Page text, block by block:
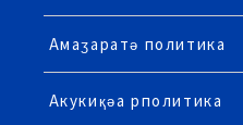
Амаӡаратә политика
Акукиқәа рполитика